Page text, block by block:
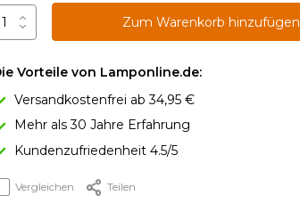
Zum Warenkorb hinzufügen
Vorteile von Lamponline.de:
Versandkostenfrei ab 34,95 €
Mehr als 30 Jahre Erfahrung
Kundenzufriedenheit 4.5/5
Vergleichen Teilen